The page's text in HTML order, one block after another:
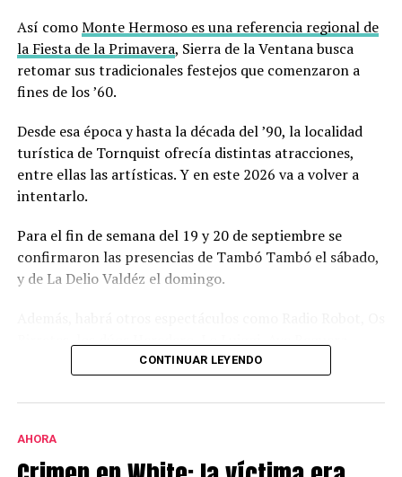
Así comoMonte Hermoso es una referencia regional de
la Fiesta de la Primavera, Sierra de la Ventana busca
retomar sus tradicionales festejos que comenzaron a
fines de los ’60.
Desde esa época y hasta la década del ’90, la localidad
turística de Tornquist ofrecía distintas atracciones,
entre ellas las artísticas. Y en este 2026 va a volver a
intentarlo.
Para el fin de semana del 19 y 20 de septiembre se
confirmaron las presencias de Tambó Tambó el sábado,
y de La Delio Valdéz el domingo.
DeLorean, Fondo Blanco, y Paredes Molina.
La actividad se va a desarrollar en el predio del club
Saldungaray.
CONTINUAR LEYENDO
AHORA